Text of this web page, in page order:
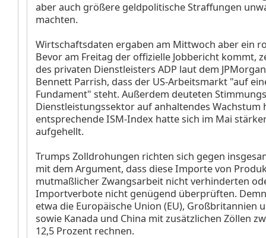
aber auch größere geldpolitische Straffungen
machten.
Wirtschaftsdaten ergaben am Mittwoch aber ein
Bevor am Freitag der offizielle Jobbericht kommt,
des privaten Dienstleisters ADP laut dem
Bennett Parrish, dass der US-Arbeitsmarkt "auf
Fundament" steht. Außerdem deuteten
Dienstleistungssektor auf anhaltendes Wachstum
entsprechende ISM-Index hatte sich im Mai
aufgehellt.
Trumps Zolldrohungen richten sich gegen
mit dem Argument, dass diese Importe von
mutmaßlicher Zwangsarbeit nicht verhinderten
Importverbote nicht genügend überprüften.
etwa die Europäische Union (EU), Großbritannien
sowie Kanada und China mit zusätzlichen Zöllen
12,5 Prozent rechnen.